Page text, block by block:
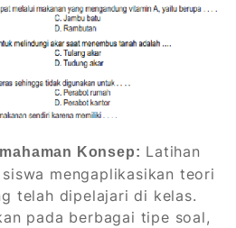
Konsep: Latihan
mengaplikasikan teori
telah dipelajari di kelas.
pada berbagai tipe soal,